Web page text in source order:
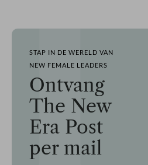
STAP IN DE WERELD VAN
NEW FEMALE LEADERS
Ontvang
The New
Era Post
per mail